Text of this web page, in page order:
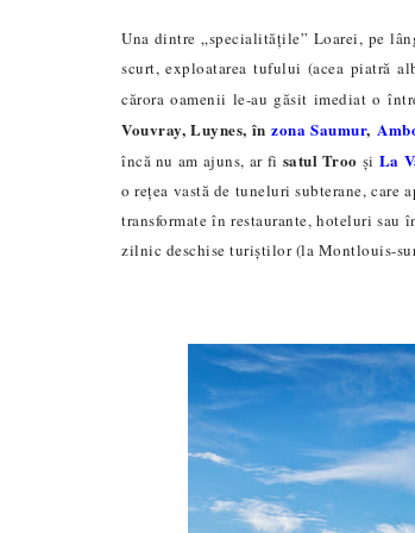
Una dintre „specialitățile” Loarei, pe
scurt, exploatarea tufului (acea piatră
cărora oamenii le-au găsit imediat o
Vouvray, Luynes, înzona Saumur,
încă nu am ajuns, ar fi satul Troo și La
o rețea vastă de tuneluri subterane, care
transformate în restaurante, hoteluri
zilnic deschise turiștilor (la Montlouis-